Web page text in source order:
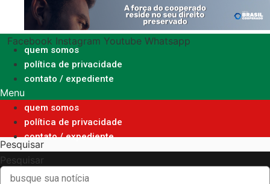
o
conteúdo
Facebook Instagram Youtube Whatsapp
quem somos
política de privacidade
contato / expediente
Menu
quem somos
política de privacidade
contato / expediente
Pesquisar
Pesquisar